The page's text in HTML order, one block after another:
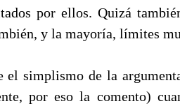
por ellos. Quizá
y la mayoría, límites
el simplismo de la
por eso la comento)